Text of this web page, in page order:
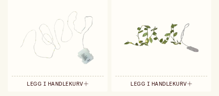
LEGG I HANDLEKURV LEGG I HANDLEKURV